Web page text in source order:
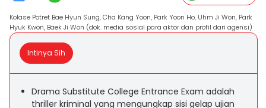
Kolase Potret Bae Hyun Sung, Cha Kang Yoon, Park Yoon Ho, Uhm Ji Won, Park
Hyuk Kwon, Baek Ji Won (dok. media sosial para aktor dan profil dari agensi)
Intinya Sih
Drama Substitute College Entrance Exam adalah
thriller kriminal yang mengungkap sisi gelap ujian